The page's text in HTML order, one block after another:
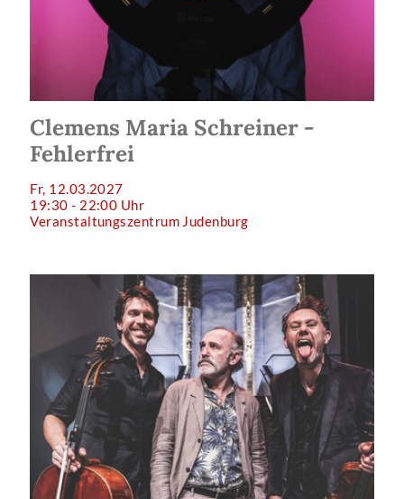
Clemens Maria Schreiner -
Fehlerfrei
Fr, 12.03.2027
19:30 - 22:00 Uhr
Veranstaltungszentrum Judenburg